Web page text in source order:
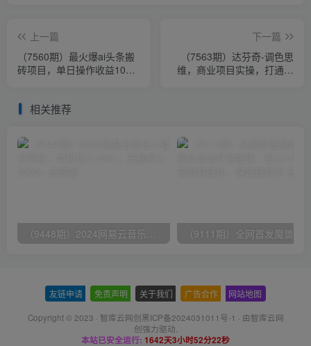
上一篇
（7560期）最火爆ai头条搬
砖项目，单日操作收益100-
下一篇
（7563期）达芬奇-调色思
维，商业项目实操，打通软
相关推荐
友链申请 免责声明 关于我们 广告合作 网站地图
Copyright © 2023 · 智库云网创黑ICP备2024031011号-1 · 由智库云网
创强力驱动.
本站已安全运行: 1642天3小时52分22秒